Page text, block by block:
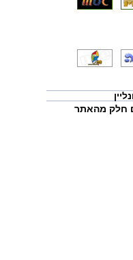
חלק מהאתר